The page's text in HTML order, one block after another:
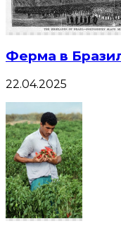
Ферма в
22.04.2025